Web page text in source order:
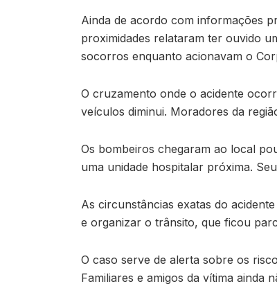
Ainda de acordo com informações
proximidades relataram ter ouvido
socorros enquanto acionavam o
O cruzamento onde o acidente
veículos diminui. Moradores da
Os bombeiros chegaram ao local
uma unidade hospitalar próxima.
As circunstâncias exatas do
e organizar o trânsito, que ficou
O caso serve de alerta sobre os
Familiares e amigos da vítima ainda